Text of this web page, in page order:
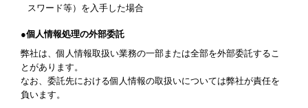
スワード等）を入手した場合
●個人情報処理の外部委託
弊社は、個人情報取扱い業務の一部または全部を外部委託するこ
とがあります。
なお、委託先における個人情報の取扱いについては弊社が責任を
負います。